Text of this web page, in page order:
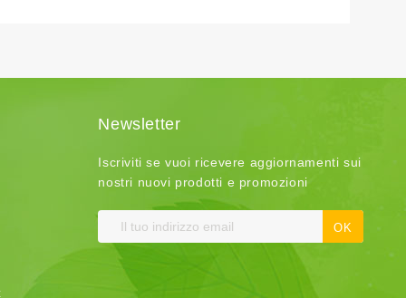
Newsletter
Iscriviti se vuoi ricevere aggiornamenti sui
nostri nuovi prodotti e promozioni